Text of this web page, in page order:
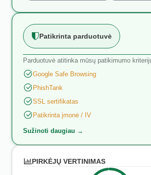
Patikrinta parduotuvė
Parduotuvė atitinka mūsų patikimumo
Google Safe Browsing
PhishTank
SSL sertifikatas
Patikrinta įmonė / IV
Sužinoti daugiau →
PIRKĖJŲ VERTINIMAS